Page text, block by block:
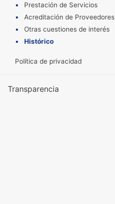
Prestación de Servicios
Acreditación de Proveedores
Otras cuestiones de interés
Histórico
Política de privacidad
Transparencia